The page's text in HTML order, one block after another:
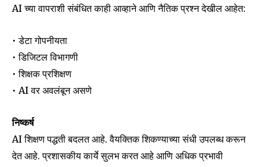
AI च्या वापराशी संबंधित काही आव्हाने आणि नैतिक प्रश्न देखील आहेत:
• डेटा गोपनीयता
• डिजिटल विभागणी
• शिक्षक प्रशिक्षण
• AI वर अवलंबून असणे
निष्कर्ष
AI शिक्षण पद्धती बदलत आहे. वैयक्तिक शिकण्याच्या संधी उपलब्ध करून
देत आहे. प्रशासकीय कार्ये सुलभ करत आहे आणि अधिक प्रभावी